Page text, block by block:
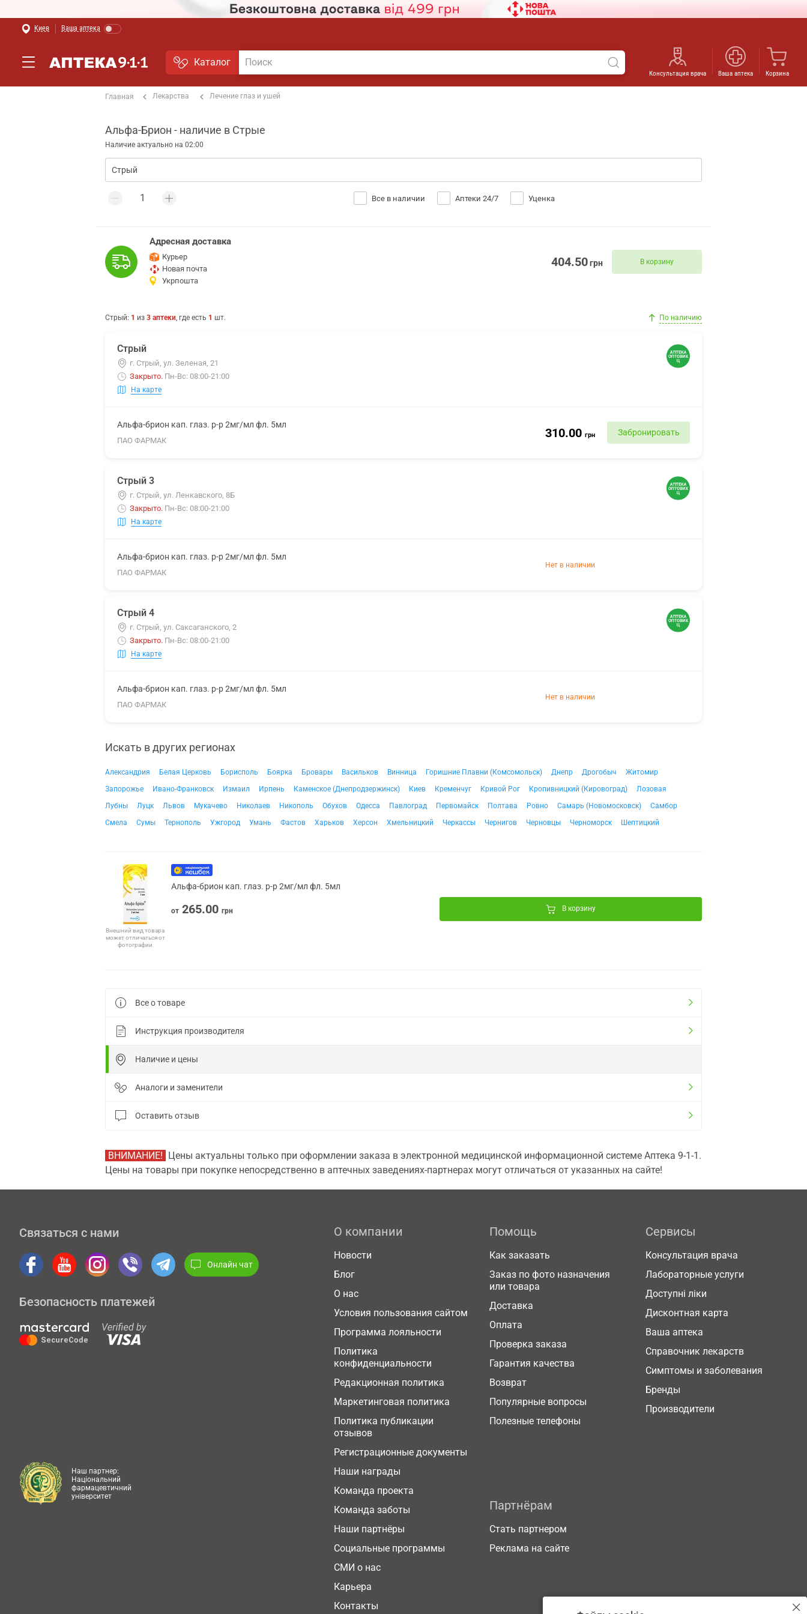
Киев Ваша аптека
Каталог
Консультация врача Ваша аптека Корзина
Главная Лекарства Лечение глаз и ушей
Альфа-Брион - наличие в Стрые
Наличие актуально на 02:00
Все в наличии Аптеки 24/7 Уценка
Адресная доставка
Курьер
Новая почта
Укрпошта
404.50грн В корзину
Стрый: 1 из 3 аптеки, где есть 1 шт. По наличию
Стрый
г. Стрый, ул. Зеленая, 21
Закрыто. Пн-Вс: 08:00-21:00
На карте
Альфа-брион кап. глаз. р-р 2мг/мл фл. 5мл
ПАО ФАРМАК
310.00 грн Забронировать
Стрый 3
г. Стрый, ул. Ленкавского, 8Б
Закрыто. Пн-Вс: 08:00-21:00
На карте
Альфа-брион кап. глаз. р-р 2мг/мл фл. 5мл
ПАО ФАРМАК
Нет в наличии
Стрый 4
г. Стрый, ул. Саксаганского, 2
Закрыто. Пн-Вс: 08:00-21:00
На карте
Альфа-брион кап. глаз. р-р 2мг/мл фл. 5мл
ПАО ФАРМАК
Нет в наличии
Искать в других регионах
Александрия Белая Церковь Борисполь Боярка Бровары Васильков Винница Горишние Плавни (Комсомольск) Днепр Дрогобыч
Житомир
Запорожье
Ивано-Франковск Измаил Ирпень Каменское (Днепродзержинск) Киев Кременчуг Кривой Рог Кропивницкий (Кировоград)
Лозовая
Лубны
Луцк Львов Мукачево Николаев Никополь Обухов Одесса Павлоград Первомайск Полтава Ровно Самарь (Новомосковск)
Самбор
Смела
Сумы Тернополь Ужгород Умань Фастов Харьков Херсон Хмельницкий Черкассы Чернигов Черновцы Черноморск Шептицкий
Внешний вид товара
может отличаться от
фотографии
Альфа-брион кап. глаз. р-р 2мг/мл фл. 5мл
от 265.00 грн В корзину
Все о товаре
Инструкция производителя
Наличие и цены
Аналоги и заменители
Оставить отзыв
ВНИМАНИЕ! Цены актуальны только при оформлении заказа в электронной медицинской информационной системе Аптека 9-1-1.
Цены на товары при покупке непосредственно в аптечных заведениях-партнерах могут отличаться от указанных на сайте!
Связаться с нами
Онлайн чат
Безопасность платежей
О компании
Новости
Блог
О нас
Условия пользования сайтом
Программа лояльности
Политика
конфиденциальности
Редакционная политика
Маркетинговая политика
Политика публикации
отзывов
Регистрационные документы
Наши награды
Команда проекта
Команда заботы
Наши партнёры
Социальные программы
СМИ о нас
Карьера
Контакты
Помощь
Как заказать
Заказ по фото назначения
или товара
Доставка
Оплата
Проверка заказа
Гарантия качества
Возврат
Популярные вопросы
Полезные телефоны
Сервисы
Консультация врача
Лабораторные услуги
Доступні ліки
Дисконтная карта
Ваша аптека
Справочник лекарств
Симптомы и заболевания
Бренды
Производители
Партнёрам
Стать партнером
Реклама на сайте
Наш партнер:
Національний
фармацевтичний
університет